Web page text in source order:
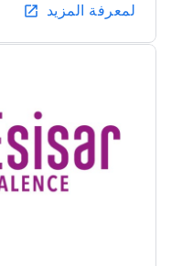
لمعرفة المزيد